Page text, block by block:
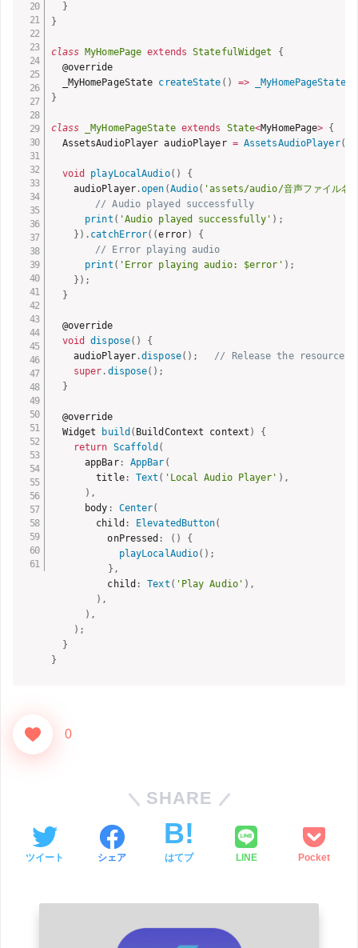
}
}
class MyHomePage extends StatefulWidget
{
  @override
  _MyHomePageState
createState ( ) => _MyHomePageState
}
class _MyHomePageState extends State<MyHomePage> {
  AssetsAudioPlayer audioPlayer
= AssetsAudioPlayer(
void playLocalAudio( )
{
    audioPlayer
.open (Audio( 'assets/audio/音声ファイル名'
// Audio played successfully
print ( 'Audio played successfully' ) ;
} ) . catchError( (error)
{
// Error playing audio
print ( 'Error playing audio: $error' ) ;
} ) ;
}
  @override
void
dispose( )
{
    audioPlayer
.dispose( ) ;
// Release the resources
super . dispose( ) ;
}
  @override
  Widget
build ( BuildContext context )
{
return Scaffold (
      appBar
: AppBar (
        title
: Text ( 'Local Audio Player' ) ,
) ,
      body
: Center(
        child
: ElevatedButton(
          onPressed
: ( )
{
playLocalAudio( ) ;
} ,
          child
: Text ( 'Play Audio' ) ,
) ,
) ,
) ;
}
}
0
SHARE
ツイート シェア はてブ LINE Pocket